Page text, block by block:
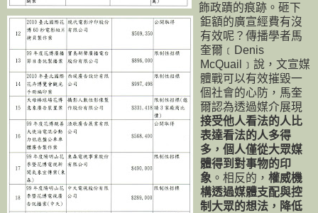
飾政蹟的痕跡。砸下
鉅額的廣宣經費有沒
有效呢？傳播學者馬
奎爾﹝Denis
McQuail﹞說，文宣媒
體戰可以有效摧毀一
個社會的心防，馬奎
爾認為透過媒介展現
接受他人看法的人比
表達看法的人多得
多，個人僅從大眾媒
體得到對事物的印
象 。相反的， 權威機
構透過媒體支配與控
制大眾的想法，降低